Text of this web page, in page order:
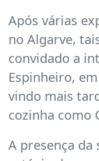
Após várias
no Algarve,
convidado a
Espinheiro,
vindo mais
cozinha como
A presença da